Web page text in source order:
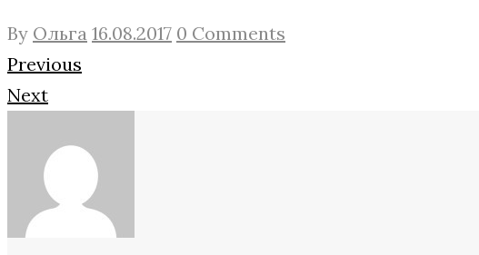
By Ольга 16.08.2017 0 Comments
Facebook
Twitter
Google+
Навигация
по
записям
Previous
Next